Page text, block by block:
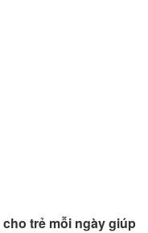
trẻ mỗi ngày giúp